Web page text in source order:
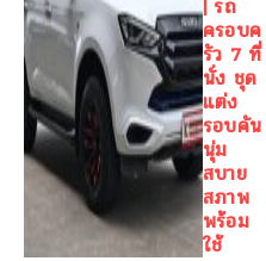
| รถ
ครอบค
รัว 7 ที่
นั่ง ชุด
แต่ง
รอบคัน
นุ่ม
สบาย
สภาพ
พร้อม
ใช้